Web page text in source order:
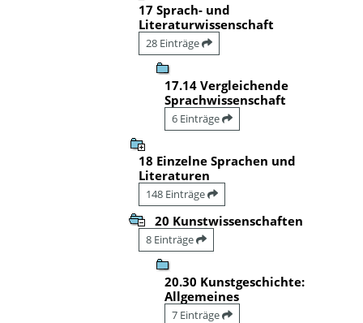
17 Sprach- und
Literaturwissenschaft
28 Einträge
17.14 Vergleichende
Sprachwissenschaft
6 Einträge
18 Einzelne Sprachen und
Literaturen
148 Einträge
20 Kunstwissenschaften
8 Einträge
20.30 Kunstgeschichte:
Allgemeines
7 Einträge